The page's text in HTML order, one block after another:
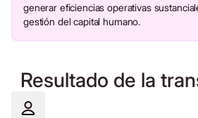
generar eficiencias operativas
gestión del capital humano.
Resultado de la